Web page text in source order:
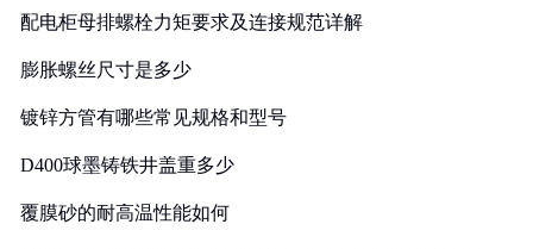
配电柜母排螺栓力矩要求及连接规范详解
膨胀螺丝尺寸是多少
镀锌方管有哪些常见规格和型号
D400球墨铸铁井盖重多少
覆膜砂的耐高温性能如何